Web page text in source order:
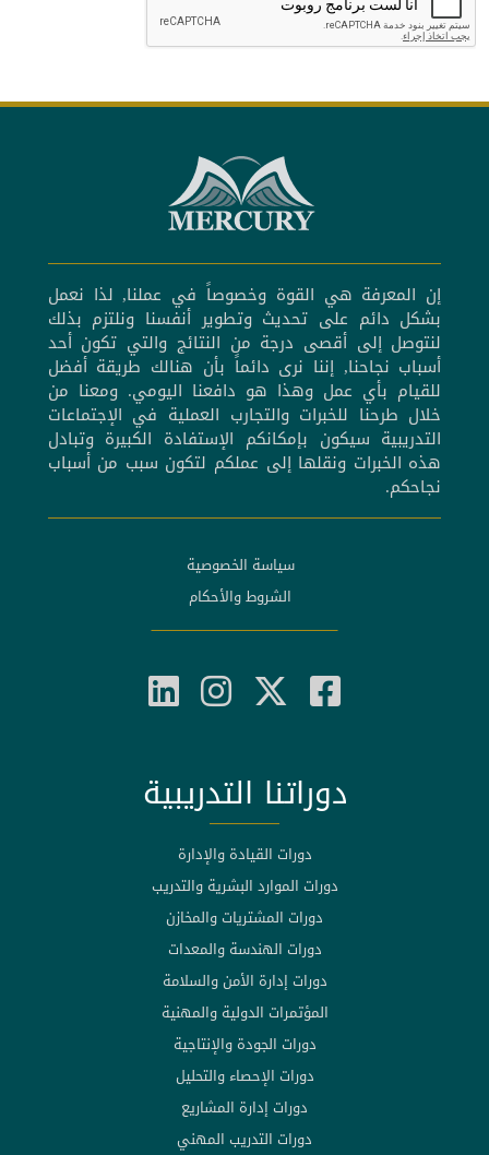
إن المعرفة هي القوة وخصوصاً في عملنا, لذا نعمل
بشكل دائم على تحديث وتطوير أنفسنا ونلتزم بذلك
لنتوصل إلى أقصى درجة من النتائج والتي تكون أحد
أسباب نجاحنا, إننا نرى دائماً بأن هنالك طريقة أفضل
للقيام بأي عمل وهذا هو دافعنا اليومي. ومعنا من
خلال طرحنا للخبرات والتجارب العملية في الإجتماعات
التدريبية سيكون بإمكانكم الإستفادة الكبيرة وتبادل
هذه الخبرات ونقلها إلى عملكم لتكون سبب من أسباب
نجاحكم.
سياسة الخصوصية
الشروط والأحكام
دوراتنا التدريبية
دورات القيادة والإدارة
دورات الموارد البشرية والتدريب
دورات المشتريات والمخازن
دورات الهندسة والمعدات
دورات إدارة الأمن والسلامة
المؤتمرات الدولية والمهنية
دورات الجودة والإنتاجية
دورات الإحصاء والتحليل
دورات إدارة المشاريع
دورات التدريب المهني